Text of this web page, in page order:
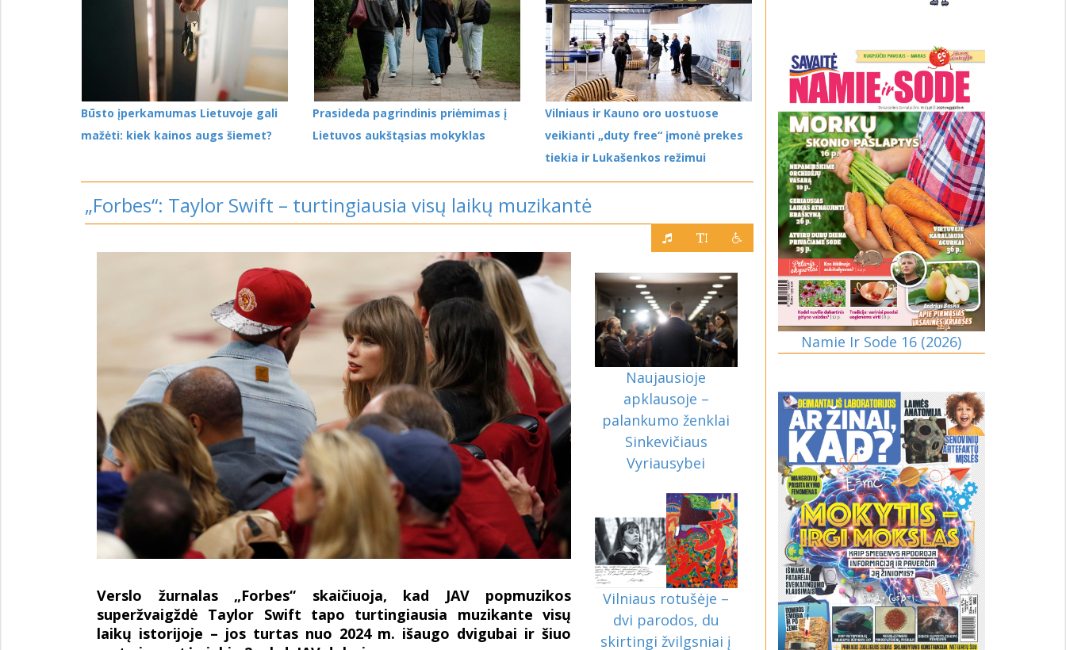
Būsto įperkamumas Lietuvoje gali
mažėti: kiek kainos augs šiemet?
Prasideda pagrindinis priėmimas į
Lietuvos aukštąsias mokyklas
Vilniaus ir Kauno oro uostuose
veikianti „duty free“ įmonė prekes
tiekia ir Lukašenkos režimui
„Forbes“: Taylor Swift – turtingiausia visų laikų muzikantė
Verslo žurnalas „Forbes“ skaičiuoja, kad JAV popmuzikos
superžvaigždė Taylor Swift tapo turtingiausia muzikante visų
laikų istorijoje – jos turtas nuo 2024 m. išaugo dvigubai ir šiuo
Naujausioje
apklausoje –
palankumo ženklai
Sinkevičiaus
Vyriausybei
Vilniaus rotušėje –
dvi parodos, du
skirtingi žvilgsniai į
Namie Ir Sode 16 (2026)